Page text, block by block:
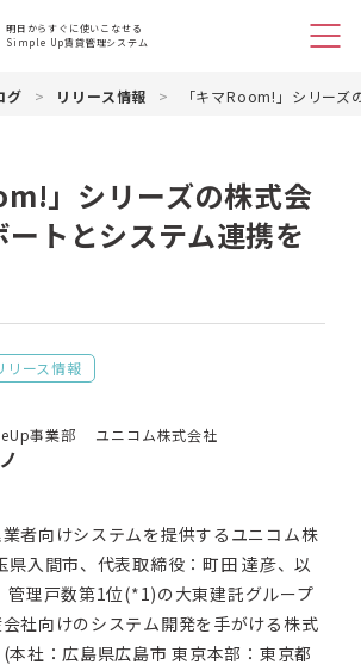
明日からすぐに使いこなせる
Simple Up賃貸管理システム
Up（シンプルアップ）賃貸物件管理システム
グ > リリース情報 > 「キマRoom!」シリー
」シリーズの株式会
トとシステム連携を
リース情報
事業部 ユニコム株式会社
者向けシステムを提供するユニコム株
県入間市、代表取締役：町田 達彦、以
管理戸数第1位(*1)の大東建託グループ
社向けのシステム開発を手がける株式
本社：広島県広島市 東京本部：東京都